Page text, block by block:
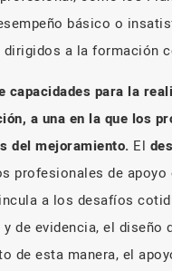
básico o
a la formación
capacidades para la
a una en la que los
del mejoramiento. El
profesionales de
a los desafíos
de evidencia, el
de esta manera, el